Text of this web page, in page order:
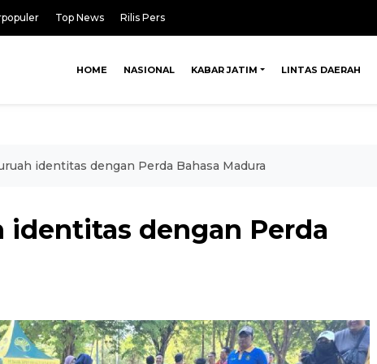
Top News Rilis Pers
HOME NASIONAL KABAR JATIM LINTAS DAERAH
identitas dengan Perda Bahasa Madura
identitas dengan Perda